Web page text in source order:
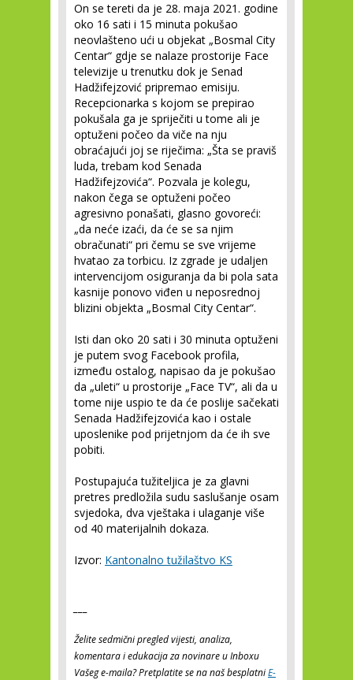
On se tereti da je 28. maja 2021. godine
oko 16 sati i 15 minuta pokušao
neovlašteno ući u objekat „Bosmal City
Centar“ gdje se nalaze prostorije Face
televizije u trenutku dok je Senad
Hadžifejzović pripremao emisiju.
Recepcionarka s kojom se prepirao
pokušala ga je spriječiti u tome ali je
optuženi počeo da viče na nju
obraćajući joj se riječima: „Šta se praviš
luda, trebam kod Senada
Hadžifejzovića“. Pozvala je kolegu,
nakon čega se optuženi počeo
agresivno ponašati, glasno govoreći:
„da neće izaći, da će se sa njim
obračunati“ pri čemu se sve vrijeme
hvatao za torbicu. Iz zgrade je udaljen
intervencijom osiguranja da bi pola sata
kasnije ponovo viđen u neposrednoj
blizini objekta „Bosmal City Centar“.
Isti dan oko 20 sati i 30 minuta optuženi
je putem svog Facebook profila,
između ostalog, napisao da je pokušao
da „uleti“ u prostorije „Face TV“, ali da u
tome nije uspio te da će poslije sačekati
Senada Hadžifejzovića kao i ostale
uposlenike pod prijetnjom da će ih sve
pobiti.
Postupajuća tužiteljica je za glavni
pretres predložila sudu saslušanje osam
svjedoka, dva vještaka i ulaganje više
od 40 materijalnih dokaza.
Izvor: Kantonalno tužilaštvo KS
Želite sedmični pregled vijesti, analiza,
komentara i edukacija za novinare u Inboxu
Vašeg e-maila? Pretplatite se na naš besplatniE-